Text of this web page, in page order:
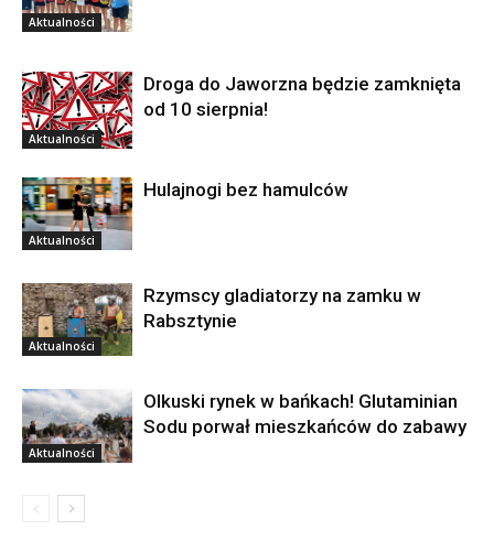
Aktualności
Aktualności
Droga do Jaworzna będzie zamknięta
od 10 sierpnia!
Aktualności
Hulajnogi bez hamulców
Aktualności
Rzymscy gladiatorzy na zamku w
Rabsztynie
Aktualności
Olkuski rynek w bańkach! Glutaminian
Sodu porwał mieszkańców do zabawy